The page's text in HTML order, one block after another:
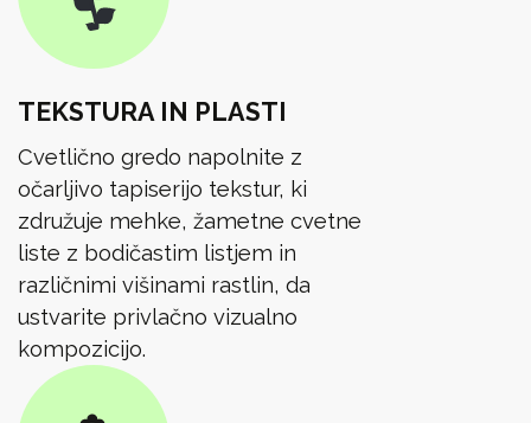
TEKSTURA IN PLASTI
Cvetlično gredo napolnite z
očarljivo tapiserijo tekstur, ki
združuje mehke, žametne cvetne
liste z bodičastim listjem in
različnimi višinami rastlin, da
ustvarite privlačno vizualno
kompozicijo.